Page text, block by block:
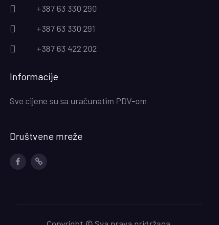
+387 63 330 290
+387 63 330 291
+387 63 422 202
Informacije
Sve cijene su sa uračunatim PDV-om
Društvene mreže